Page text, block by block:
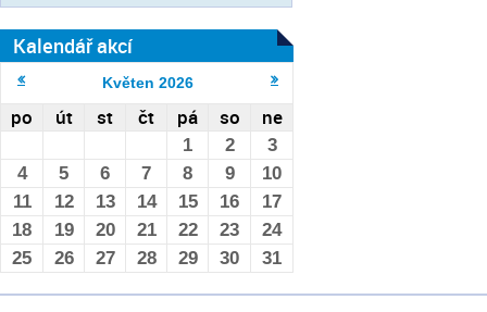
Kalendář akcí
Květen 2026
po út st čt pá so ne
1 2
3
4
5 6 7 8 9
10
11
12 13 14 15 16
17
18
19 20 21 22 23
24
25
26 27 28 29 30 31